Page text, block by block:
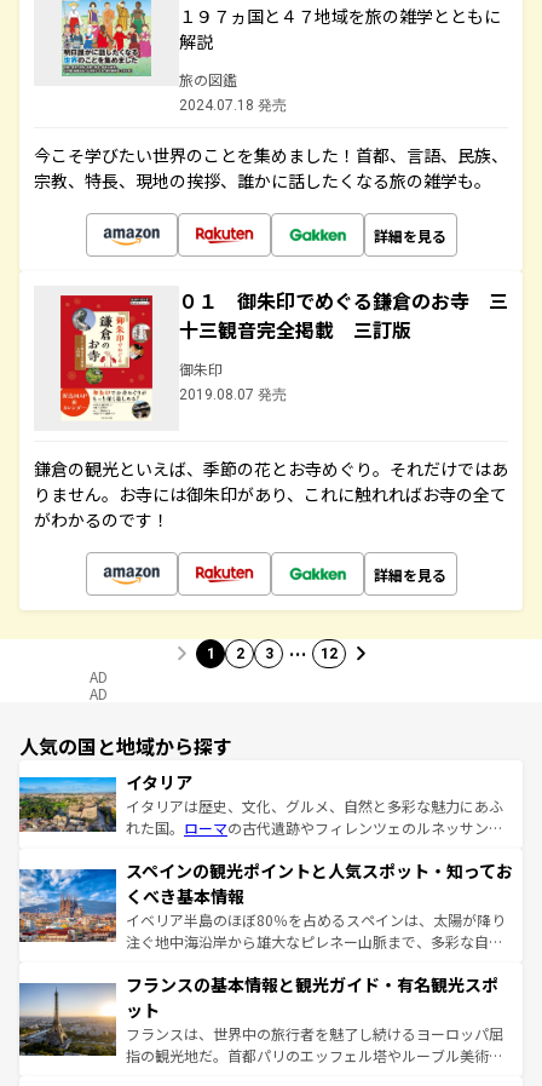
１９７ヵ国と４７地域を旅の雑学とともに
解説
旅の図鑑
2024.07.18 発売
今こそ学びたい世界のことを集めました！首都、言語、民族、
宗教、特長、現地の挨拶、誰かに話したくなる旅の雑学も。
詳細を見る
０１ 御朱印でめぐる鎌倉のお寺 三
十三観音完全掲載 三訂版
御朱印
2019.08.07 発売
鎌倉の観光といえば、季節の花とお寺めぐり。それだけではあ
りません。お寺には御朱印があり、これに触れればお寺の全て
がわかるのです！
詳細を見る
1 2 3 … 12
AD
AD
人気の国と地域から探す
イタリア
イタリアは歴史、文化、グルメ、自然と多彩な魅力にあふ
れた国。 ローマの古代遺跡やフィレンツェのルネッサンス
ろん、トスカーナの美しい田園風景やアマルフィ海岸の絶
景など、自然景観も見逃せない。観光の合間には、本場の
ピザやパスタなど、絶品のイタリア料理を堪能することも
できる。朝目覚めてから夜眠るまで、すべての瞬間を楽し
なお、新着のイタリア情報はコンテンツ一覧を参照してほ
しい。
スペインの観光ポイントと人気スポット・知ってお
くべき基本情報
イベリア半島のほぼ80％を占めるスペインは、太陽が降り
注ぐ地中海沿岸から雄大なピレネー山脈まで、多彩な自然
文化が根付くこの国では、情熱的なフラメンコ、熱気あふ
れる闘牛、そして美味しいタパスが生活の一部となってい
る。首都マドリードの洗練された雰囲気や、バルセロナの
アートに溢れた街角から、地方では古代ローマ遺跡や中世
フランスの基本情報と観光ガイド・有名観光スポ
ット
フランスは、世界中の旅行者を魅了し続けるヨーロッパ屈
指の観光地だ。首都パリのエッフェル塔やルーブル美術館